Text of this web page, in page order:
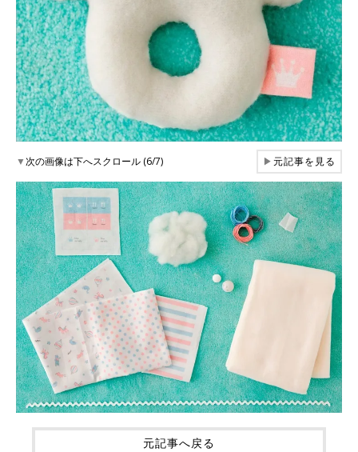
▼次の画像は下へスクロール (6/7) ▶元記事を見る
元記事へ戻る